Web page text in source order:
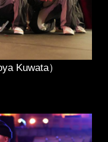
Kuwata）